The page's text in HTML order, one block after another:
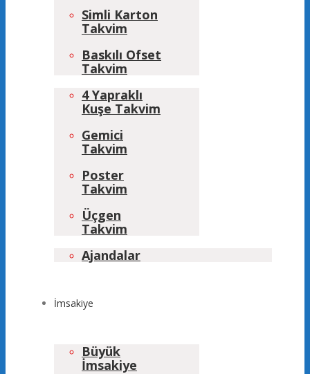
Simli Karton
Takvim
Baskılı Ofset
Takvim
4 Yapraklı
Kuşe Takvim
Gemici
Takvim
Poster
Takvim
Üçgen
Takvim
Ajandalar
İmsakiye
Büyük
İmsakiye